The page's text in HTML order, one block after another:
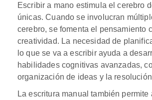
Escribir a mano estimula el cerebro
únicas. Cuando se involucran
cerebro, se fomenta el pensamiento
creatividad. La necesidad de
lo que se va a escribir ayuda a
habilidades cognitivas avanzadas,
organización de ideas y la
La escritura manual también permite